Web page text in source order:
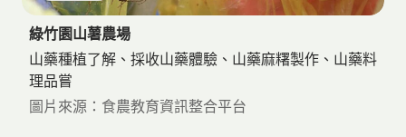
綠竹園山薯農場
山藥種植了解、採收山藥體驗、山藥麻糬製作、山藥料
理品嘗
圖片來源：食農教育資訊整合平台